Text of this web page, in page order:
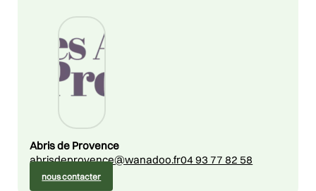
Abris de Provence
abrisdeprovence@wanadoo.fr04 93 77 82 58
nous contacter